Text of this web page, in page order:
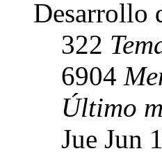
Desarrollo
322
6904
Último
Jue Jun